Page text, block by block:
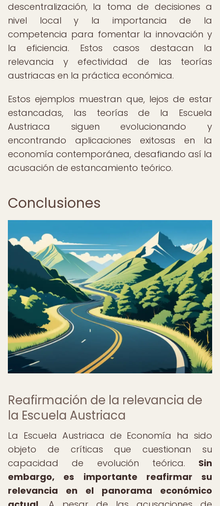
descentralización, la toma de decisiones a
nivel local y la importancia de la
competencia para fomentar la innovación y
la eficiencia. Estos casos destacan la
relevancia y efectividad de las teorías
austriacas en la práctica económica.
Estos ejemplos muestran que, lejos de estar
estancadas, las teorías de la Escuela
Austriaca siguen evolucionando y
encontrando aplicaciones exitosas en la
economía contemporánea, desafiando así la
acusación de estancamiento teórico.
Conclusiones
Reafirmación de la relevancia de
la Escuela Austriaca
La Escuela Austriaca de Economía ha sido
objeto de críticas que cuestionan su
capacidad de evolución teórica. Sin
embargo, es importante reafirmar su
relevancia en el panorama económico